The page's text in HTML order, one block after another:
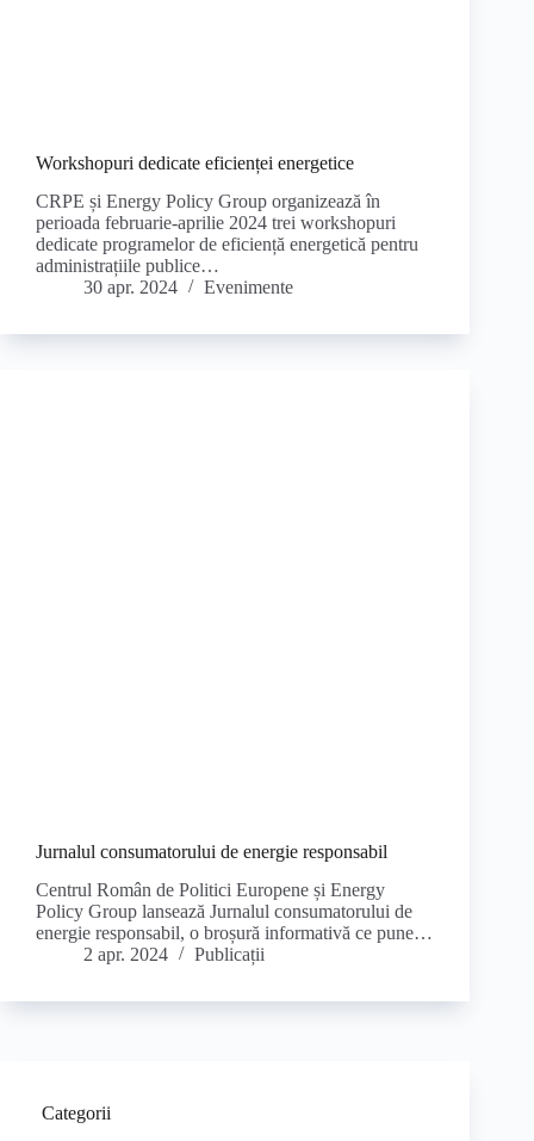
Workshopuri dedicate eficienței energetice
CRPE și Energy Policy Group organizează în
perioada februarie-aprilie 2024 trei workshopuri
dedicate programelor de eficiență energetică pentru
administrațiile publice…
30 apr. 2024
Evenimente
Jurnalul consumatorului de energie responsabil
Centrul Român de Politici Europene și Energy
Policy Group lansează Jurnalul consumatorului de
energie responsabil, o broșură informativă ce pune…
2 apr. 2024
Publicații
Categorii